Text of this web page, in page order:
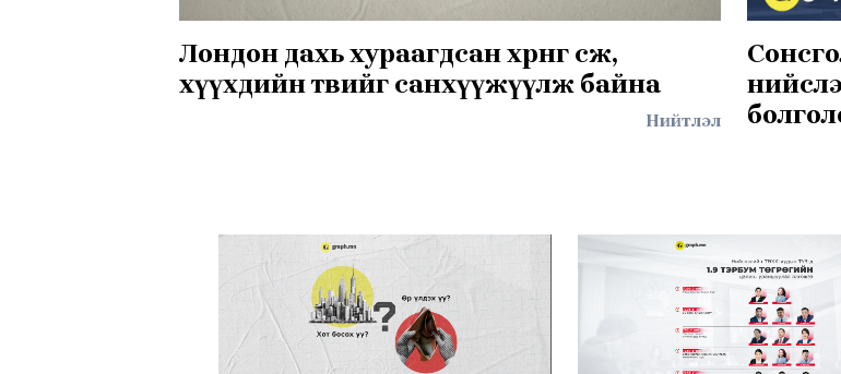
Лондон дахь хураагдсан хөрөнгө өсөж,
хүүхдийн төвийг санхүүжүүлж байна
Нийтлэл